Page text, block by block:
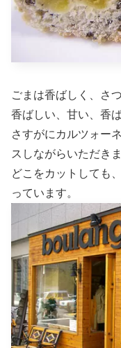
ごまは香ばしく、さ
香ばしい、甘い、香
さすがにカルツォー
スしながらいただきま
どこをカットしても
っています。